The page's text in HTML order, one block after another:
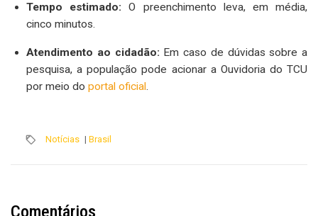
Tempo estimado: O preenchimento leva, em média,
cinco minutos.
Atendimento ao cidadão: Em caso de dúvidas sobre a
pesquisa, a população pode acionar a Ouvidoria do TCU
por meio do portal oficial.
Notícias | Brasil
Comentários